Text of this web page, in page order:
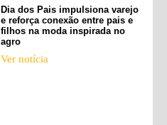
Dia dos Pais impulsiona varejo
e reforça conexão entre pais e
filhos na moda inspirada no
agro
Ver notícia